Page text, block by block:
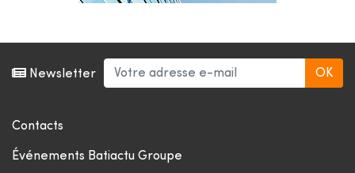
Newsletter
Contacts
Événements Batiactu Groupe